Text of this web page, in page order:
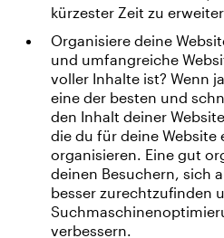
kürzester Zeit zu
Organisiere deine
und umfangreiche
voller Inhalte ist? Wenn
eine der besten und
den Inhalt deiner
die du für deine Website
organisieren. Eine gut
deinen Besuchern, sich
besser zurechtzufinden
verbessern.